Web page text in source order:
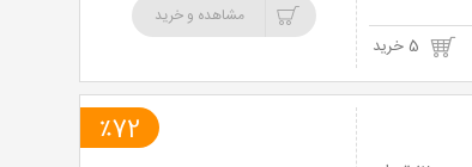
مشاهده و خرید
٪72